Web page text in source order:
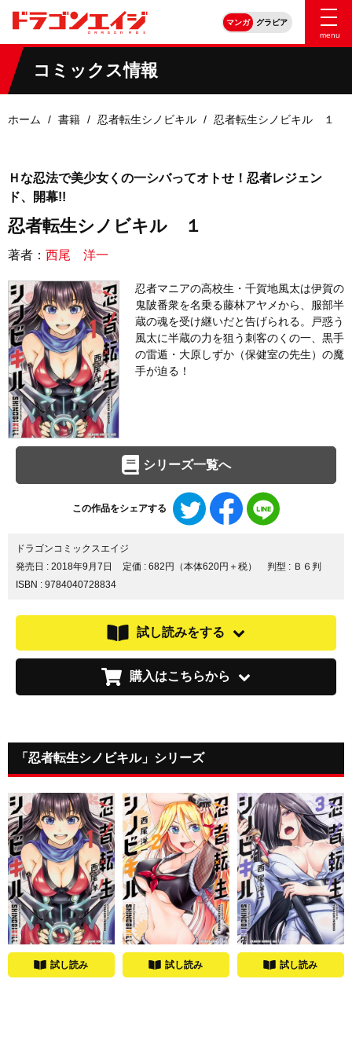
マンガ
グラビア
menu
コミックス情報
ホーム 書籍 忍者転生シノビキル 忍者転生シノビキル １
Ｈな忍法で美少女くの一シバってオトせ！忍者レジェン
ド、開幕!!
忍者転生シノビキル １
著者： 西尾 洋一
忍者マニアの高校生・千賀地風太は伊賀の
鬼陂番衆を名乗る藤林アヤメから、服部半
蔵の魂を受け継いだと告げられる。戸惑う
風太に半蔵の力を狙う刺客のくの一、黒手
の雷遁・大原しずか（保健室の先生）の魔
手が迫る！
シリーズ一覧へ
この作品をシェアする
Twitter
で
ア
Facebook
で
ア
で
ア
ドラゴンコミックスエイジ
発売日 : 2018年9月7日 定価 : 682円（本体620円＋税）
判型 : Ｂ６判
ISBN : 9784040728834
試し読みをする
購入はこちらから
「忍者転生シノビキル」シリーズ
試し読み 試し読み 試し読み